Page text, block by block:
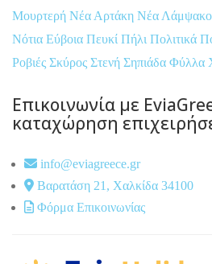
Μουρτερή Νέα Αρτάκη Νέα
Νότια Εύβοια Πευκί Πήλι Πολιτικά
Ροβιές Σκύρος Στενή Σηπιάδα Φύλλα
Επικοινωνία με
καταχώρηση
info@eviagreece.gr
Βαρατάση 21, Χαλκίδα 34100
Φόρμα Επικοινωνίας